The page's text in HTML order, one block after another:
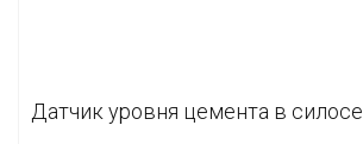
Датчик уровня цемента в силосе